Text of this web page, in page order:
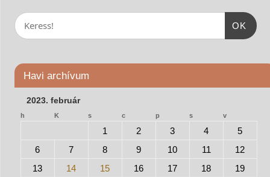
OK
Havi archívum
2023. február
h K s c p s v
1 2 3 4
5
6
7 8 9 10 11
12
13
14 15 16 17 18
19